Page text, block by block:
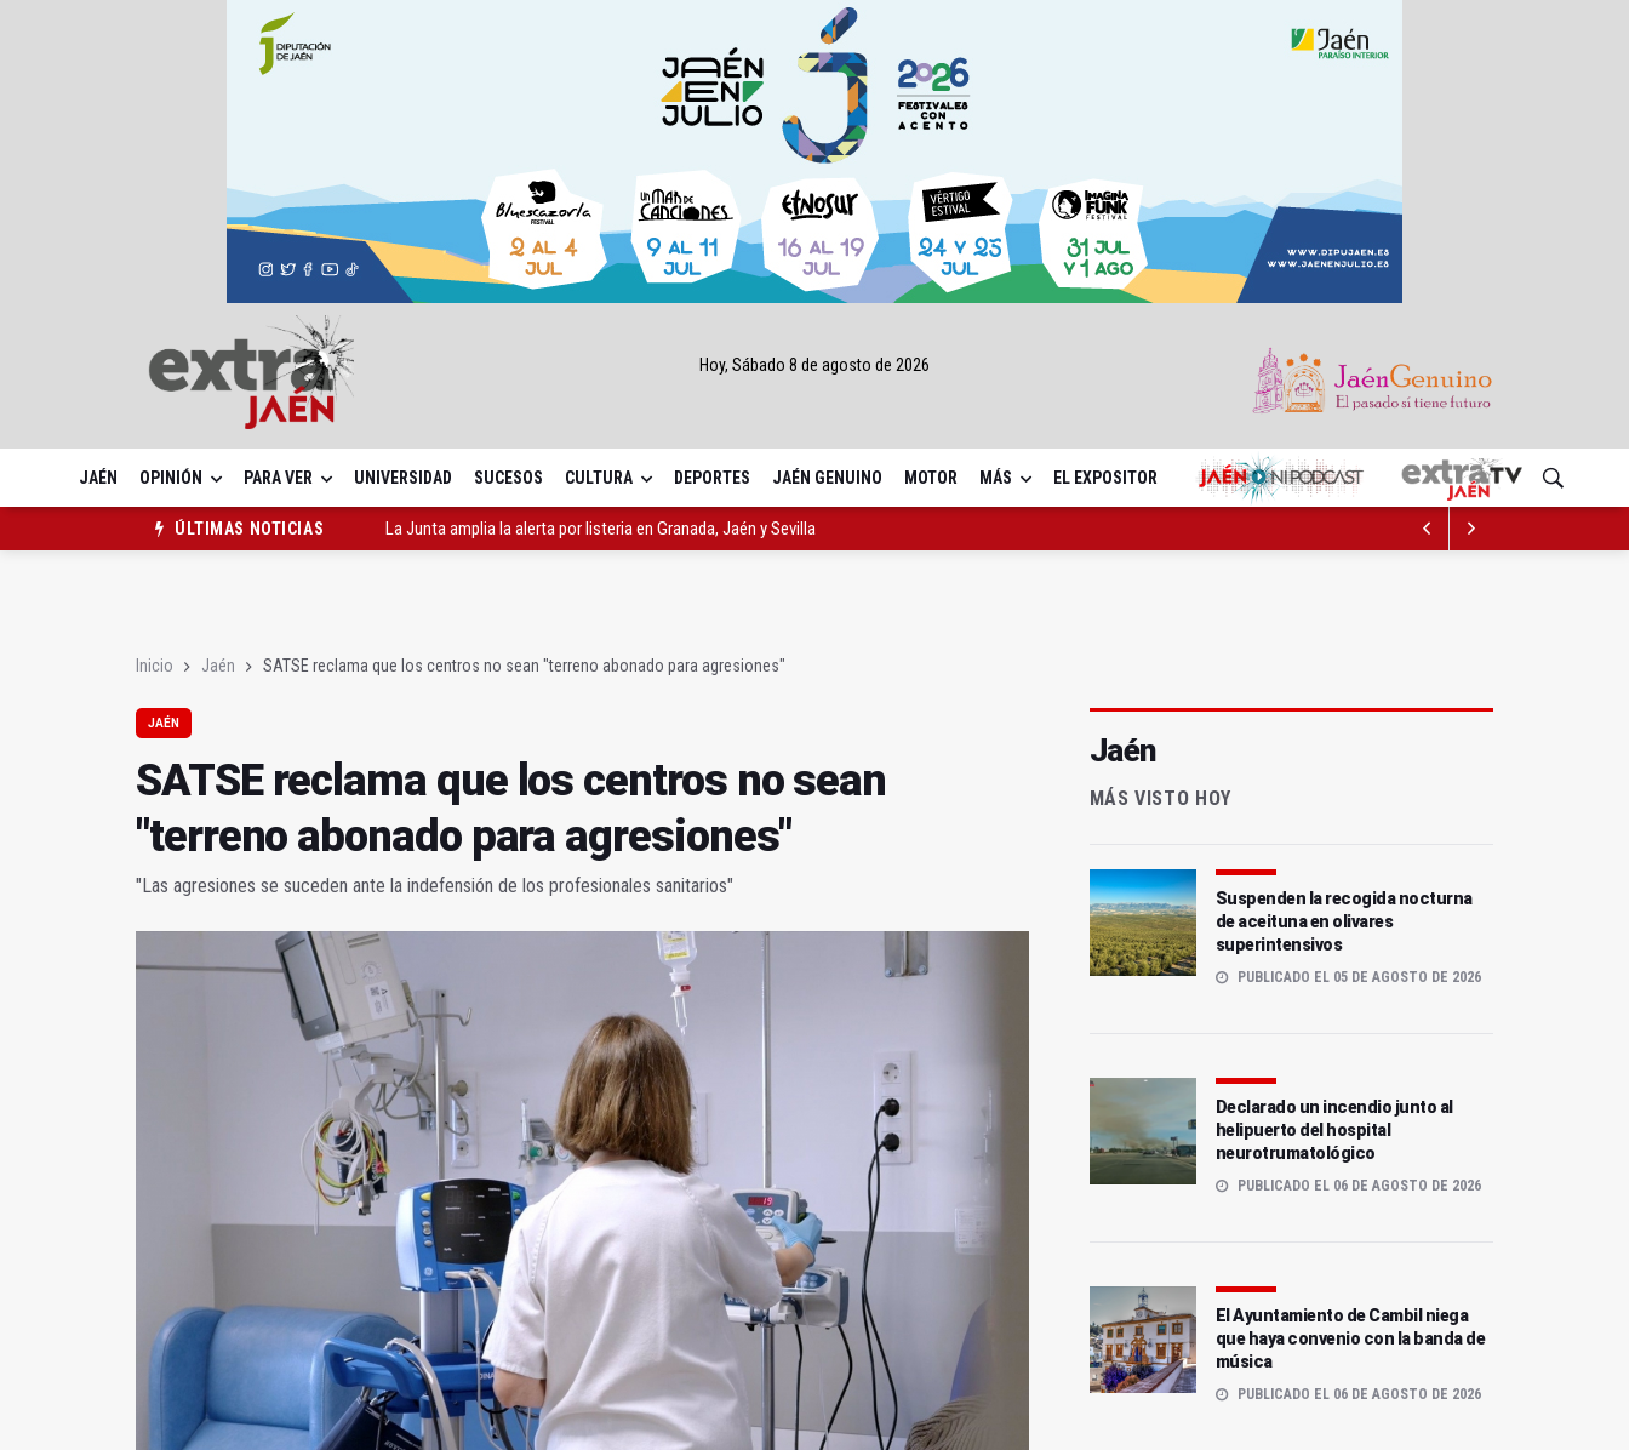
Hoy, Sábado 8 de agosto de 2026
JAÉN OPINIÓN PARA VER UNIVERSIDAD SUCESOS CULTURA DEPORTES JAÉN GENUINO MOTOR MÁS EL EXPOSITOR
ÚLTIMAS NOTICIAS
La Junta amplia la alerta por listeria en Granada, Jaén y Sevilla
Inicio Jaén SATSE reclama que los centros no sean "terreno abonado para agresiones"
JAÉN
SATSE reclama que los centros no sean
"terreno abonado para agresiones"
"Las agresiones se suceden ante la indefensión de los profesionales sanitarios"
Jaén
MÁS VISTO HOY
Suspenden la recogida nocturna
de aceituna en olivares
superintensivos
PUBLICADO EL 05 DE AGOSTO DE 2026
Declarado un incendio junto al
helipuerto del hospital
neurotrumatológico
PUBLICADO EL 06 DE AGOSTO DE 2026
El Ayuntamiento de Cambil niega
que haya convenio con la banda de
música
PUBLICADO EL 06 DE AGOSTO DE 2026